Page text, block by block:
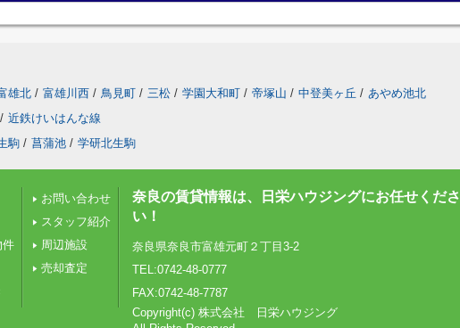
雄北 / 富雄川西 / 鳥見町 / 三松 / 学園大和町 / 帝塚山 / 中登美ヶ丘 / あやめ池北
/ 近鉄けいはんな線
駒 / 菖蒲池 / 学研北生駒
件
お問い合わせ
スタッフ紹介
周辺施設
売却査定
奈良の賃貸情報は、日栄ハウジングにお任せくださ
い！
奈良県奈良市富雄元町２丁目3-2
TEL:0742-48-0777
FAX:0742-48-7787
Copyright(c) 株式会社 日栄ハウジング